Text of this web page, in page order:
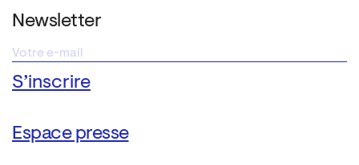
Newsletter
Espace presse